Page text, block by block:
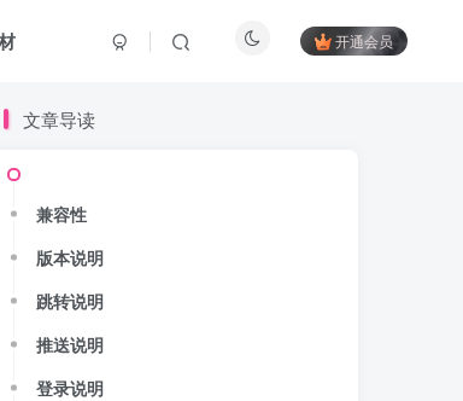
开通会员
文章导读
兼容性
版本说明
跳转说明
推送说明
登录说明